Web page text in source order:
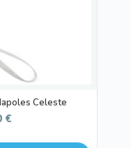
Celeste
€